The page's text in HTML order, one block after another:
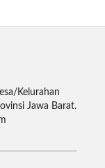
Kelurahan
Jawa Barat.